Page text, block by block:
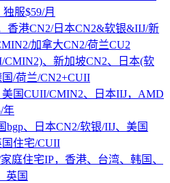
服$59/月
香港CN2/日本CN2&软银&IIJ/新
加拿大CN2/荷兰CU2
CMIN2)、新加坡CN2、日本(软
/荷兰/CN2+CUII
美国CUII/CMIN2、日本IIJ，AMD
年
bgp、日本CN2/软银/IIJ、美国
住宅/CUII
庭住宅IP，香港、台湾、韩国、
英国